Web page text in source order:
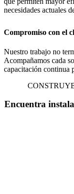
necesidades actuales
Compromiso con el
Nuestro trabajo no
Acompañamos cada
capacitación continua
Encuentra